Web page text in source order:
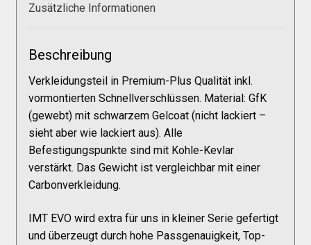
Kasse
Mein Konto
Allgemeine Geschäftsbedingungen
FAQs
Zusätzliche Informationen
Beschreibung
Verkleidungsteil in Premium-Plus Qualität inkl.
vormontierten Schnellverschlüssen. Material: GfK
(gewebt) mit schwarzem Gelcoat (nicht lackiert –
sieht aber wie lackiert aus). Alle
Befestigungspunkte sind mit Kohle-Kevlar
verstärkt. Das Gewicht ist vergleichbar mit einer
Carbonverkleidung.
IMT EVO wird extra für uns in kleiner Serie gefertigt
und überzeugt durch hohe Passgenauigkeit, Top-